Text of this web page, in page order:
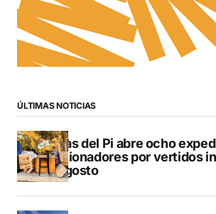
ÚLTIMAS NOTICIAS
L’Alfàs del Pi abre ocho
sancionadores por vertidos
en agosto